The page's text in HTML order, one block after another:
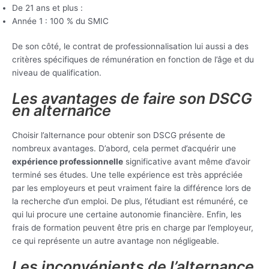
De 21 ans et plus :
Année 1 : 100 % du SMIC
De son côté, le contrat de professionnalisation lui aussi a des
critères spécifiques de rémunération en fonction de l’âge et du
niveau de qualification.
Les avantages de faire son DSCG
en alternance
Choisir l’alternance pour obtenir son DSCG présente de
nombreux avantages. D’abord, cela permet d’acquérir une
expérience professionnelle significative avant même d’avoir
terminé ses études. Une telle expérience est très appréciée
par les employeurs et peut vraiment faire la différence lors de
la recherche d’un emploi. De plus, l’étudiant est rémunéré, ce
qui lui procure une certaine autonomie financière. Enfin, les
frais de formation peuvent être pris en charge par l’employeur,
ce qui représente un autre avantage non négligeable.